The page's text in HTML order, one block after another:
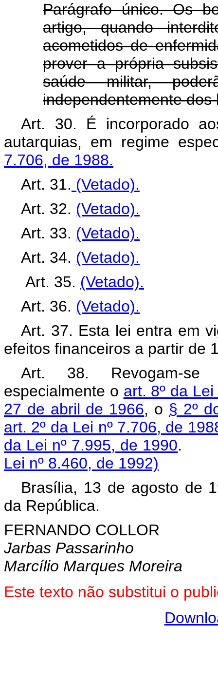
Parágrafo único. Os
artigo, quando
acometidos de
prover a própria
saúde militar,
independentemente dos
Art. 30. É incorporado
autarquias, em regime
7.706, de 1988.
Art. 31. (Vetado).
Art. 32. (Vetado).
Art. 33. (Vetado).
Art. 34. (Vetado).
Art. 35. (Vetado).
Art. 36. (Vetado).
Art. 37. Esta lei entra em
efeitos financeiros a partir de
Art. 38. Revogam-se
especialmente o art. 8º da
27 de abril de 1966, o § 2º
art. 2º da Lei nº 7.706, de
da Lei nº 7.995, de 1990
Lei nº 8.460, de 1992)
Brasília, 13 de agosto de
da República.
FERNANDO COLLOR
Jarbas Passarinho
Marcílio Marques Moreira
Este texto não substitui o